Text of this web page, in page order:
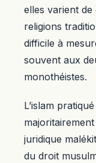
elles varient
religions
difficile à
souvent aux
monothéistes.
L’islam
juridique
du droit